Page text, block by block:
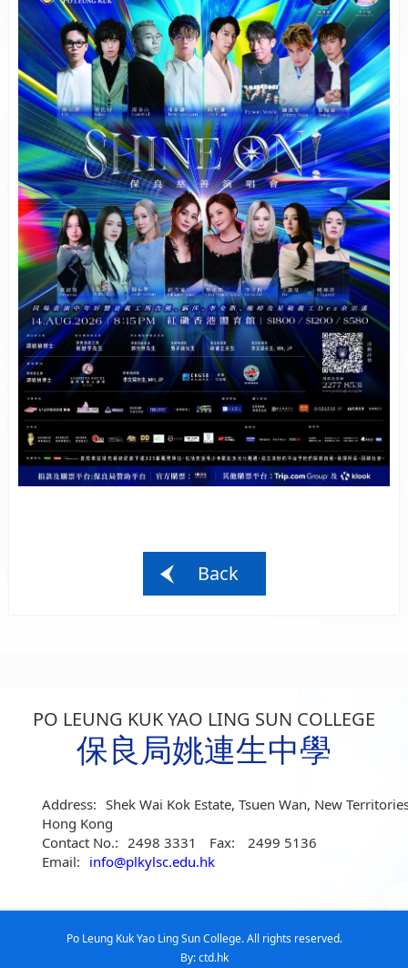
Back
PO LEUNG KUK YAO LING SUN COLLEGE
保良局姚連生中學
Address: Shek Wai Kok Estate, Tsuen Wan, New
Hong Kong
Contact No.: 2498 3331 Fax:
2499 5136
Email: info@plkylsc.edu.hk
Po Leung Kuk Yao Ling Sun College. All rights reserved.
By: ctd.hk